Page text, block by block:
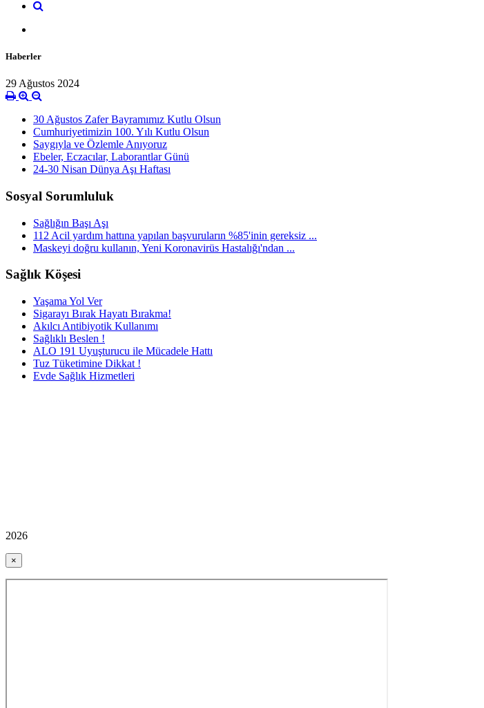
Haberler
29 Ağustos 2024
30 Ağustos Zafer Bayramımız Kutlu Olsun
Cumhuriyetimizin 100. Yılı Kutlu Olsun
Saygıyla ve Özlemle Anıyoruz
Ebeler, Eczacılar, Laborantlar Günü
24-30 Nisan Dünya Aşı Haftası
Sosyal Sorumluluk
Sağlığın Başı Aşı
112 Acil yardım hattına yapılan başvuruların %85'inin gereksiz ...
Maskeyi doğru kullanın, Yeni Koronavirüs Hastalığı'ndan ...
Sağlık Köşesi
Yaşama Yol Ver
Sigarayı Bırak Hayatı Bırakma!
Akılcı Antibiyotik Kullanımı
Sağlıklı Beslen !
ALO 191 Uyuşturucu ile Mücadele Hattı
Tuz Tüketimine Dikkat !
Evde Sağlık Hizmetleri
2026
×